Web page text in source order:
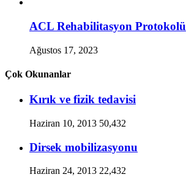
ACL Rehabilitasyon Protokolü
Ağustos 17, 2023
Çok Okunanlar
Kırık ve fizik tedavisi
Haziran 10, 2013 50,432
Dirsek mobilizasyonu
Haziran 24, 2013 22,432